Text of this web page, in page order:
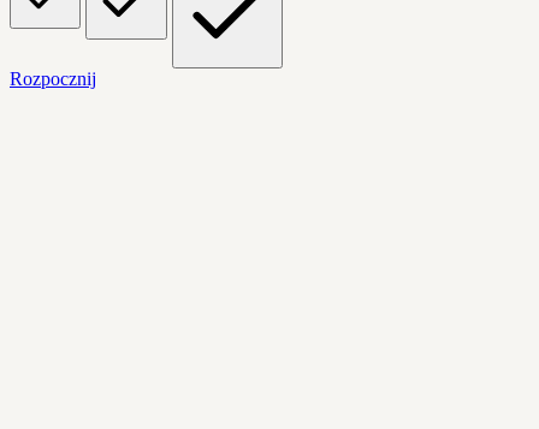
Rozpocznij